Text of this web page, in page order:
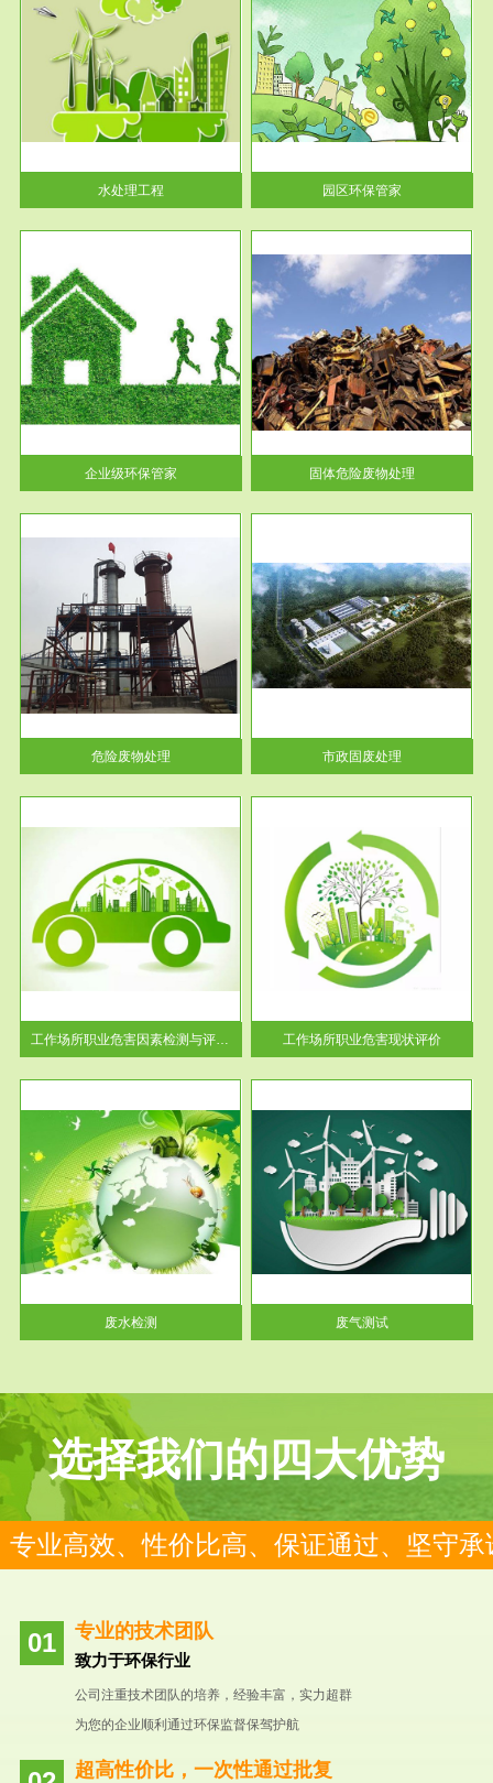
水处理工程
服务范围
园区环保管家
2016 年 4 月，环保部下发《关
于积极发挥环境保护作用促进供
给侧结...
园区环保管家
企业级环保管家
服务范围
固体危险废物处理
固体废物解释：固体废物是指人
们在生产建设、日常生活和其他
活动中...
固体危险废物处理
危险废物处理
服务范围
市政固废处理
蔚蓝生态环境科技所从事的市政
废物处理业务包括市政废物的处
理处...
市政固废处理
工作场所职业危害因素检测与评价...
服务范围
工作场所职业危害现状评价
【现状评价意义】：具体因素---
-通过质谱分析等多种手段明确
工作场...
工作场所职业危害现状评价
废水检测
服务范围
废气测试
检测范围工业废气检测包括有机
废气和无机废气。有机废气主要
包括...
废气测试
选择我们的四大优势
专业高效、性价比高、保证通过、坚守承
专业的技术团队
致力于环保行业
公司注重技术团队的培养，经验丰富，实力超群
为您的企业顺利通过环保监督保驾护航
超高性价比，一次性通过批复